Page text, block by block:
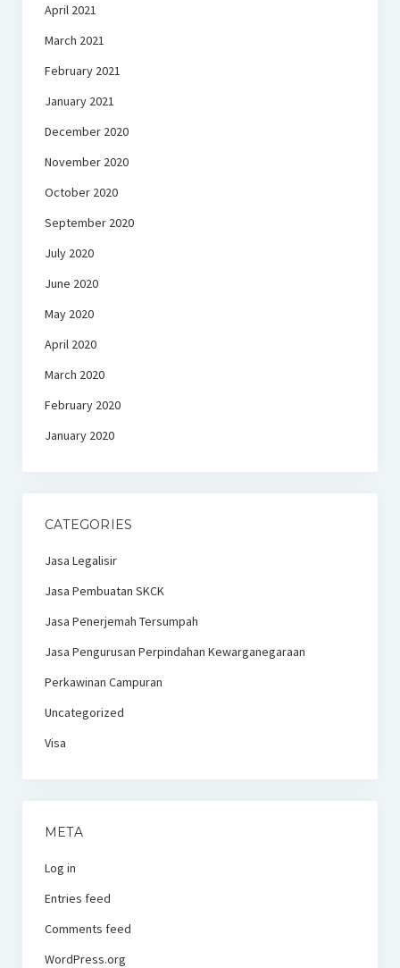
April 2021
March 2021
February 2021
January 2021
December 2020
November 2020
October 2020
September 2020
July 2020
June 2020
May 2020
April 2020
March 2020
February 2020
January 2020
CATEGORIES
Jasa Legalisir
Jasa Pembuatan SKCK
Jasa Penerjemah Tersumpah
Jasa Pengurusan Perpindahan Kewarganegaraan
Perkawinan Campuran
Uncategorized
Visa
META
Log in
Entries feed
Comments feed
WordPress.org